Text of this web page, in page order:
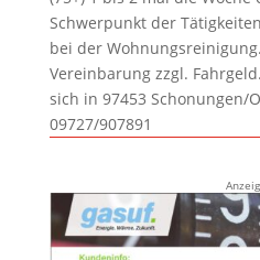
Schwerpunkt der
bei der
Vereinbarung zzgl.
sich in 97453 Schonungen/
09727/907891